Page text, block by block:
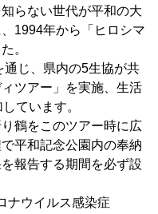
らない世代が平和の大
1994年から「ヒロシマ
。
通じ、県内の5生協が共
ツアー」を実施、生活
ています。
鶴をこのツアー時に広
平和記念公園内の奉納
報告する期間を必ず設
ナウイルス感染症